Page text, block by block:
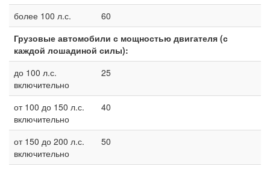
более 100 л.с.
60
Грузовые автомобили с мощностью двигателя (с
каждой лошадиной силы):
до 100 л.с.
включительно
25
от 100 до 150 л.с.
включительно
40
от 150 до 200 л.с.
включительно
50